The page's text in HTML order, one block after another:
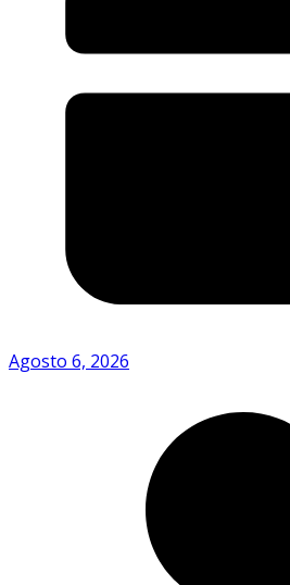
Agosto 6, 2026